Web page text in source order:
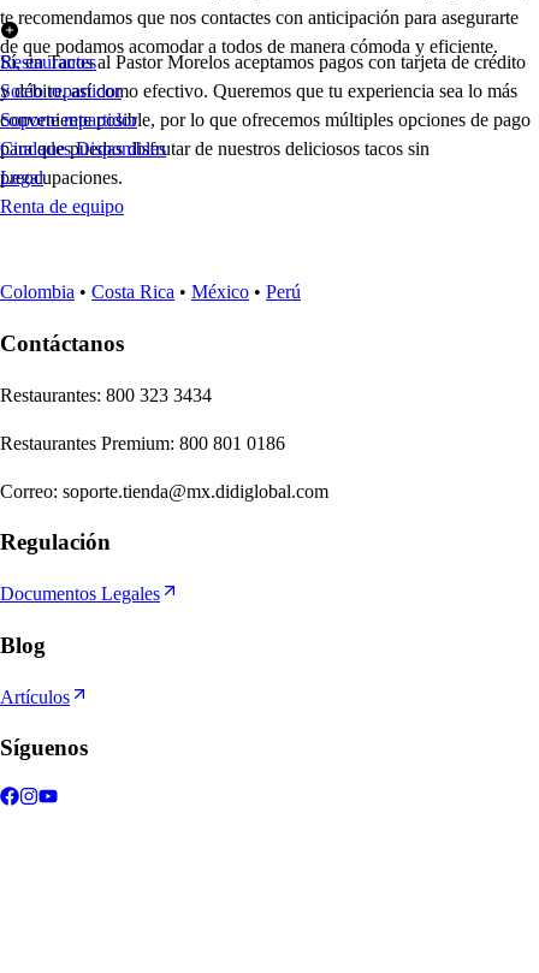
te recomendamos que nos contactes con anticipación para asegurarte
de que podamos acomodar a todos de manera cómoda y eficiente.
Sí, en Tacos al Pastor Morelos aceptamos pagos con tarjeta de crédito
y débito, así como efectivo. Queremos que tu experiencia sea lo más
conveniente posible, por lo que ofrecemos múltiples opciones de pago
para que puedas disfrutar de nuestros deliciosos tacos sin
preocupaciones.
Restaurantes
Socio repartidor
Soporte repartidor
Ciudades Disponibles
Legal
Renta de equipo
Colombia • Costa Rica • México • Perú
Contáctanos
Restaurantes: 800 323 3434
Restaurantes Premium: 800 801 0186
Correo: soporte.tienda@mx.didiglobal.com
Regulación
Documentos Legales
Blog
Artículos
Síguenos